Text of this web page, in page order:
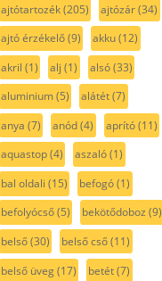
ajtótartozék(205) ajtózár(34)
ajtó érzékelő(9) akku(12)
akril (1) alj (1) alsó(33)
aluminium(5) alátét(7)
anya (7) anód(4) aprító(11)
aquastop(4) aszaló(1)
bal oldali (15) befogó(1)
befolyócső(5) bekötődoboz (9)
belső(30) belső cső(11)
belső üveg(17) betét(7)